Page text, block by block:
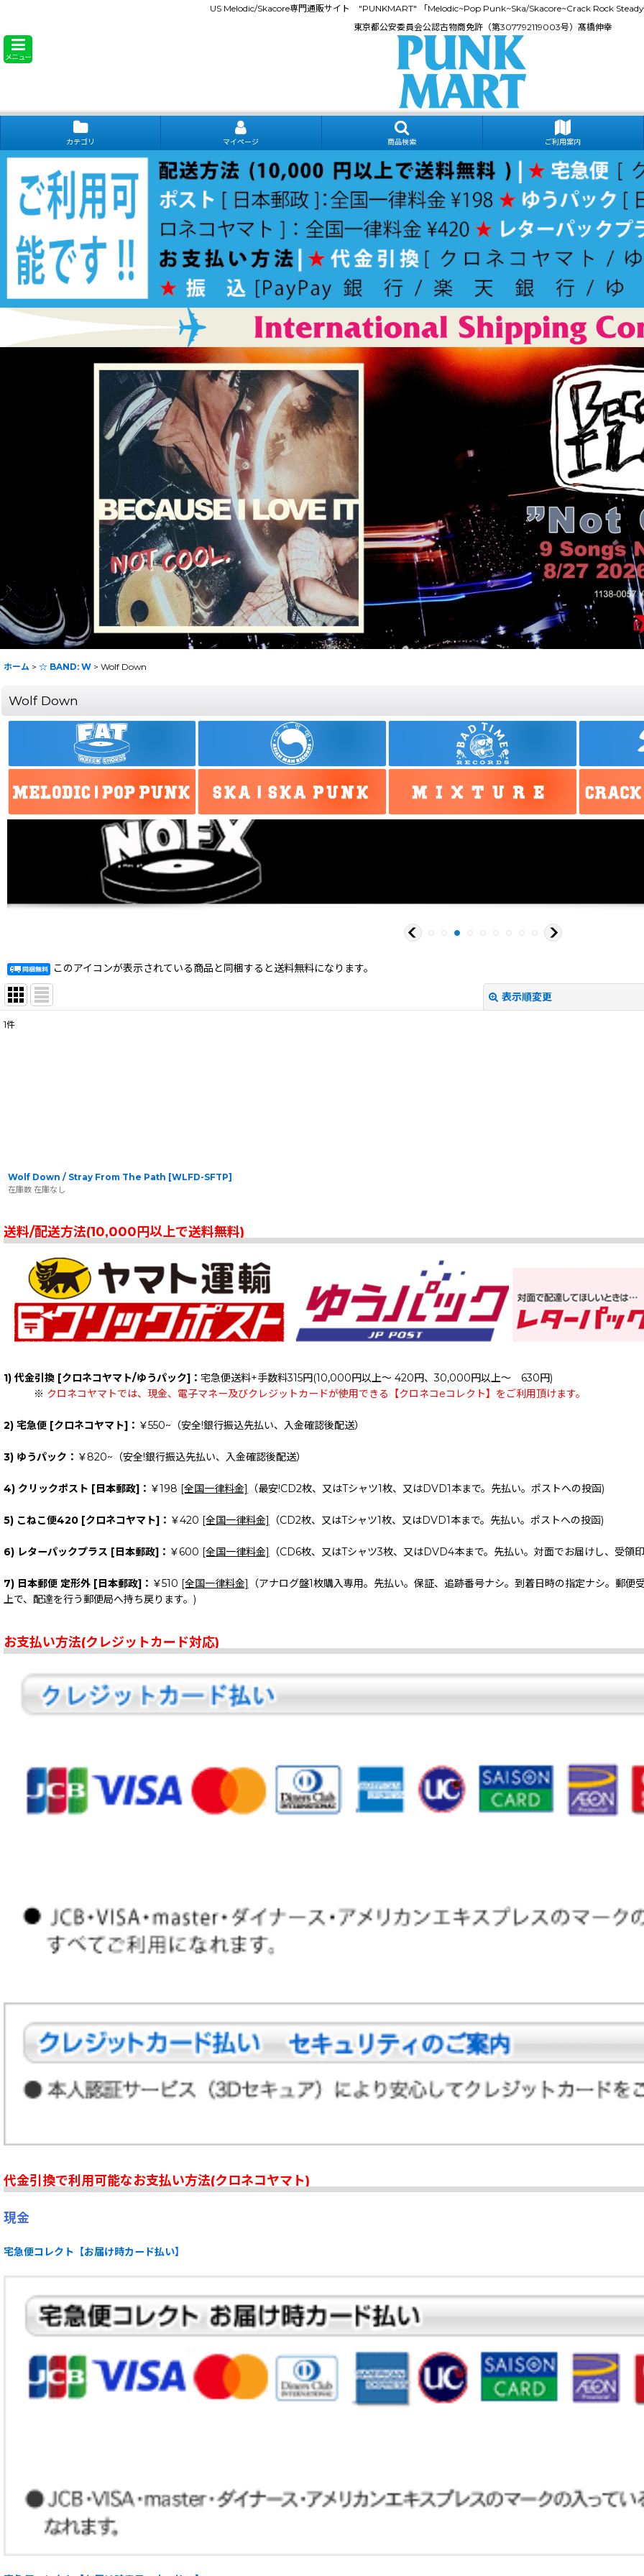
US Melodic/Skacore専門通販サイト "PUNKMART" 「Melodic~Pop Punk~Ska/Skacore~Crack Rock Steady
東京都公安委員会公認古物商免許（第307792119003号）髙橋伸幸
メニュー
カテゴリ マイページ 商品検索 ご利用案内
ホーム > ☆ BAND: W > Wolf Down
Wolf Down
このアイコンが表示されている商品と同梱すると送料無料になります。
表示順変更
1件
Wolf Down / Stray From The Path [WLFD-SFTP]
在庫数 在庫なし
送料/配送方法(10,000円以上で送料無料)
1) 代金引換 [クロネコヤマト/ゆうパック]： 宅急便送料+手数料315円(10,000円以上～ 420円、30,000円以上～ 630円)
※ クロネコヤマトでは、現金、電子マネー及びクレジットカードが使用できる【クロネコeコレクト】をご利用頂けます。
2) 宅急便 [クロネコヤマト]： ￥550~（安全!銀行振込先払い、入金確認後配送）
3) ゆうパック： ￥820~（安全!銀行振込先払い、入金確認後配送）
4) クリックポスト [日本郵政]： ￥198 [全国一律料金] （最安!CD2枚、又はTシャツ1枚、又はDVD1本まで。先払い。ポストへの投函)
5) こねこ便420 [クロネコヤマト]： ￥420 [全国一律料金] （CD2枚、又はTシャツ1枚、又はDVD1本まで。先払い。ポストへの投函)
6) レターパックプラス [日本郵政]： ￥600 [全国一律料金] （CD6枚、又はTシャツ3枚、又はDVD4本まで。先払い。対面でお届けし、受領
7) 日本郵便 定形外 [日本郵政]： ￥510 [全国一律料金]
（アナログ盤1枚購入専用。先払い。保証、追跡番号ナシ。到着日時の指定ナシ。郵
上で、配達を行う郵便局へ持ち戻ります。)
お支払い方法(クレジットカード対応)
代金引換で利用可能なお支払い方法(クロネコヤマト)
現金
宅急便コレクト【お届け時カード払い】